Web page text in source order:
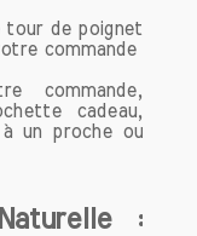
utilisation
continue de
la portent.
qui allie
la
tour de poignet
commande
commande,
cadeau,
un proche ou
: